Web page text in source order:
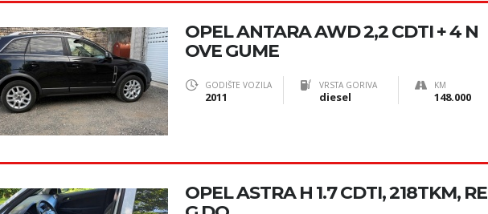
OPEL ANTARA AWD 2,2 CDTI + 4 N
OVE GUME
GODIŠTE VOZILA
2011
VRSTA GORIVA
diesel
KM
148.000
OPEL ASTRA H 1.7 CDTI, 218TKM, RE